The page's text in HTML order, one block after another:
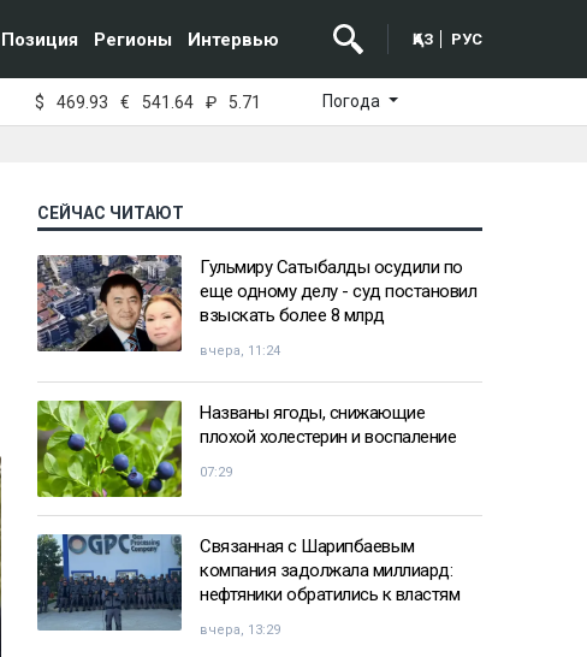
Позиция Регионы Интервью ҚАЗ РУС
$ 469.93 € 541.64 ₽ 5.71 Погода
СЕЙЧАС ЧИТАЮТ
Гульмиру Сатыбалды осудили по
еще одному делу - суд постановил
взыскать более 8 млрд
вчера, 11:24
Названы ягоды, снижающие
плохой холестерин и воспаление
07:29
Связанная с Шарипбаевым
компания задолжала миллиард:
нефтяники обратились к властям
вчера, 13:29